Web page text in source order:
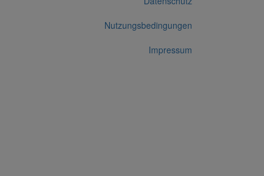
Nutzungsbedingungen
Impressum